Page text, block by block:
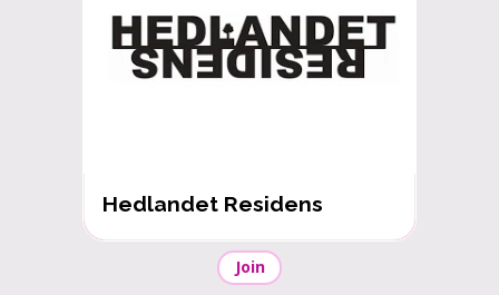
Hedlandet Residens
Join